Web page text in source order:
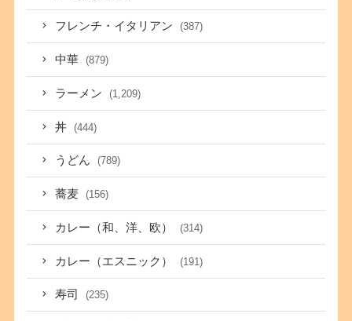
フレンチ・イタリアン (387)
中華 (879)
ラーメン (1,209)
丼 (444)
うどん (789)
蕎麦 (156)
カレー（和、洋、欧） (314)
カレー（エスニック） (191)
寿司 (235)